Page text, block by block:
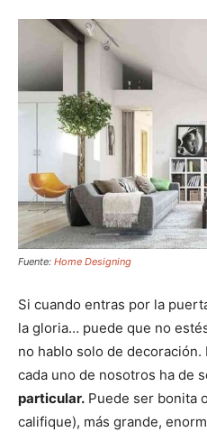
Fuente: Home Designing
Si cuando entras por la
la gloria… puede que no
no hablo solo de
cada uno de nosotros ha de
particular. Puede ser bonita
califique), más grande,